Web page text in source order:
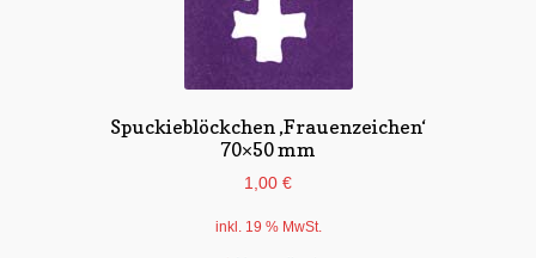
Spuckieblöckchen ‚Frauenzeichen‘
70×50 mm
1,00 €
inkl. 19 % MwSt.